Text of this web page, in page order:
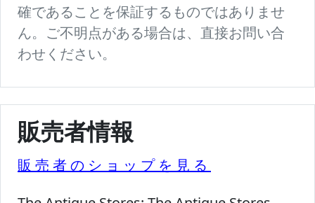
確であることを保証するものではありませ
ん。ご不明点がある場合は、直接お問い合
わせください。
販売者情報
販売者のショップを見る